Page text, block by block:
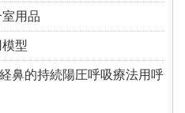
用品
型
鼻的持続陽圧呼吸療法用呼